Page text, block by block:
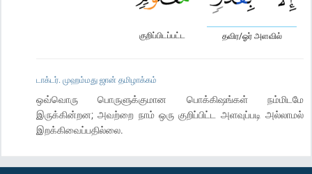
தவிர/ஓர் அளவில்
குறிப்பிடப்பட்ட
டாக்டர். முஹம்மது ஜான் தமிழாக்கம்
ஒவ்வொரு பொருளுக்குமான பொக்கிஷங்கள் நம்மிடமே
இருக்கின்றன; அவற்றை நாம் ஒரு குறிப்பிட்ட அளவுப்படி அல்லாமல்
இறக்கிவைப்பதில்லை.